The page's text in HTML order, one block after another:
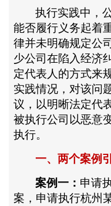
执行实践中，
能否履行义务起着
律并未明确规定公
少公司在陷入经济
定代表人的方式来
实践情况，对该问
议，以明晰法定代
被执行公司以恶意
执行。
一、两个案例
案例一： 申请
案，申请执行杭州